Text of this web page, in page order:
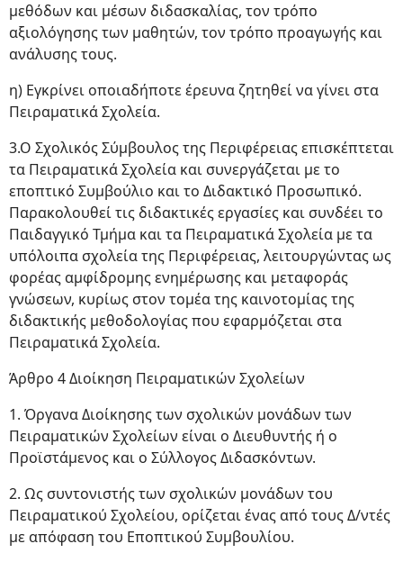
μεθόδων και μέσων διδασκαλίας, τον τρόπο
αξιολόγησης των μαθητών, τον τρόπο προαγωγής και
ανάλυσης τους.
η) Εγκρίνει οποιαδήποτε έρευνα ζητηθεί να γίνει στα
Πειραματικά Σχολεία.
3.Ο Σχολικός Σύμβουλος της Περιφέρειας επισκέπτεται
τα Πειραματικά Σχολεία και συνεργάζεται με το
εποπτικό Συμβούλιο και το Διδακτικό Προσωπικό.
Παρακολουθεί τις διδακτικές εργασίες και συνδέει το
Παιδαγγικό Τμήμα και τα Πειραματικά Σχολεία με τα
υπόλοιπα σχολεία της Περιφέρειας, λειτουργώντας ως
φορέας αμφίδρομης ενημέρωσης και μεταφοράς
γνώσεων, κυρίως στον τομέα της καινοτομίας της
διδακτικής μεθοδολογίας που εφαρμόζεται στα
Πειραματικά Σχολεία.
Άρθρο 4 Διοίκηση Πειραματικών Σχολείων
1. Όργανα Διοίκησης των σχολικών μονάδων των
Πειραματικών Σχολείων είναι ο Διευθυντής ή ο
Προϊστάμενος και ο Σύλλογος Διδασκόντων.
2. Ως συντονιστής των σχολικών μονάδων του
Πειραματικού Σχολείου, ορίζεται ένας από τους Δ/ντές
με απόφαση του Εποπτικού Συμβουλίου.